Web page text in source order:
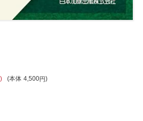
本体 4,500